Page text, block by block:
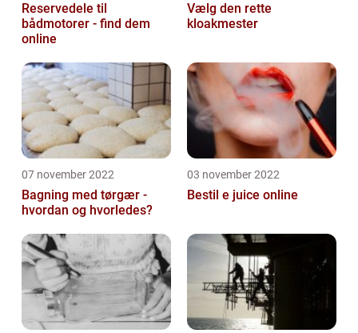
Reservedele til
bådmotorer - find dem
online
Vælg den rette
kloakmester
07 november 2022
Bagning med tørgær -
hvordan og hvorledes?
03 november 2022
Bestil e juice online